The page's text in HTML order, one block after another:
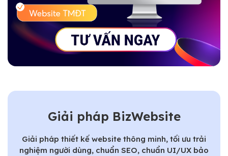
Giải pháp BizWebsite
Giải pháp thiết kế website thông minh, tối ưu trải
nghiệm người dùng, chuẩn SEO, chuẩn UI/UX bảo